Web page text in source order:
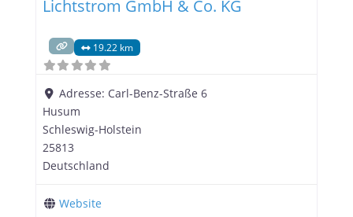
Lichtstrom GmbH & Co. KG
19.22 km
Adresse: Carl-Benz-Straße 6
Husum
Schleswig-Holstein
25813
Deutschland
Website